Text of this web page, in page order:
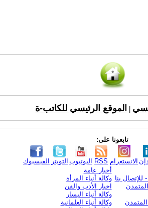
الموقع الرئيسي للكاتب-ة
تابعونا على:
الفيسبوك التويتر اليوتيوب RSS الانستغرام
للإتصال بنا
أخبار عامة
وكالة أنباء المرأة
اخبار الأدب والفن
وكالة أنباء اليسار
وكالة أنباء العلمانية